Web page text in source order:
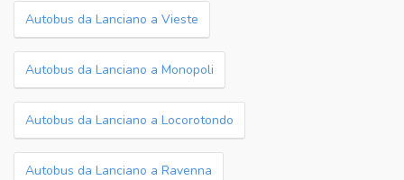
Autobus da Lanciano a Vieste
Autobus da Lanciano a Monopoli
Autobus da Lanciano a Locorotondo
Autobus da Lanciano a Ravenna